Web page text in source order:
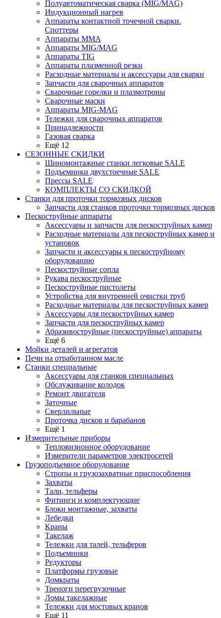
Полуавтоматическая сварка (MIG/MAG)
Индукционный нагрев
Аппараты контактной точечной сварки.
Споттеры
Аппараты MMA
Аппараты MIG/MAG
Аппараты TIG
Аппараты плазменной резки
Расходные материалы и аксессуары для сварки
Запчасти для сварочных аппаратов
Сварочные горелки и плазмотроны
Сварочные маски
Аппараты MIG-MAG
Тележки для сварочных аппаратов
Принадлежности
Газовая сварка
Ещё 12
СЕЗОННЫЕ СКИДКИ
Шиномонтажные станки легковые SALE
Подъемники двухстоечные SALE
Прессы SALE
КОМПЛЕКТЫ СО СКИДКОЙ
Станки для проточки тормозных дисков
Запчасти для станков проточки тормозных дисков
Пескоструйные аппараты
Аксессуары и запчасти для пескоструйных камер
Расходные материалы для пескоструйных камер и
установок
Запчасти и аксессуары к пескоструйному
оборудованию
Пескоструйные сопла
Рукава пескоструйные
Пескоструйные пистолеты
Устройства для внутренней очистки труб
Расходные материалы для пескоструйных камер
Аксессуары для пескоструйных камер
Запчасти для пескоструйных камер
Абразивоструйные (пескоструйные) аппараты
Ещё 6
Мойки деталей и агрегатов
Печи на отработанном масле
Станки специальные
Аксессуары для станков специальных
Обслуживание колодок
Ремонт двигателя
Заточные
Сверлильные
Проточка дисков и барабанов
Ещё 1
Измерительные приборы
Тепловизионное оборудование
Измерители параметров электросетей
Грузоподъемное оборудование
Стропы и грузозахватные приспособления
Захваты
Тали, тельферы
Фитинги и комплектующие
Блоки монтажные, захваты
Лебедки
Краны
Такелаж
Тележки для талей, тельферов
Подъемники
Редукторы
Платформы грузовые
Домкраты
Треноги перегрузочные
Ломы такелажные
Тележки для мостовых кранов
Ещё 11